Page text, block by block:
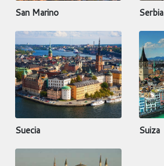
San Marino Serbia
Suecia Suiza